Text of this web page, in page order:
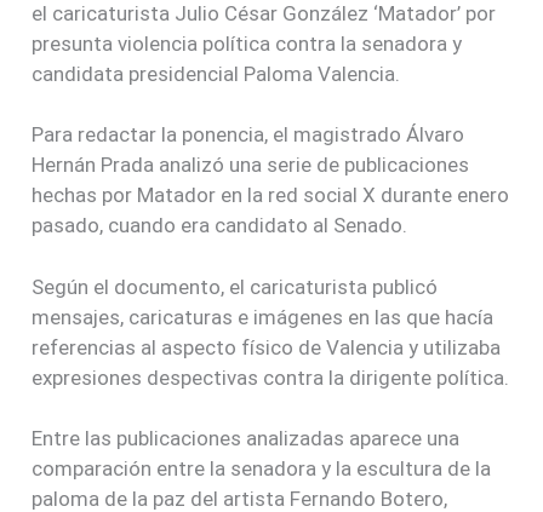
el caricaturista Julio César González ‘Matador’ por
presunta violencia política contra la senadora y
candidata presidencial Paloma Valencia.
Para redactar la ponencia, el magistrado Álvaro
Hernán Prada analizó una serie de publicaciones
hechas por Matador en la red social X durante enero
pasado, cuando era candidato al Senado.
Según el documento, el caricaturista publicó
mensajes, caricaturas e imágenes en las que hacía
referencias al aspecto físico de Valencia y utilizaba
expresiones despectivas contra la dirigente política.
Entre las publicaciones analizadas aparece una
comparación entre la senadora y la escultura de la
paloma de la paz del artista Fernando Botero,